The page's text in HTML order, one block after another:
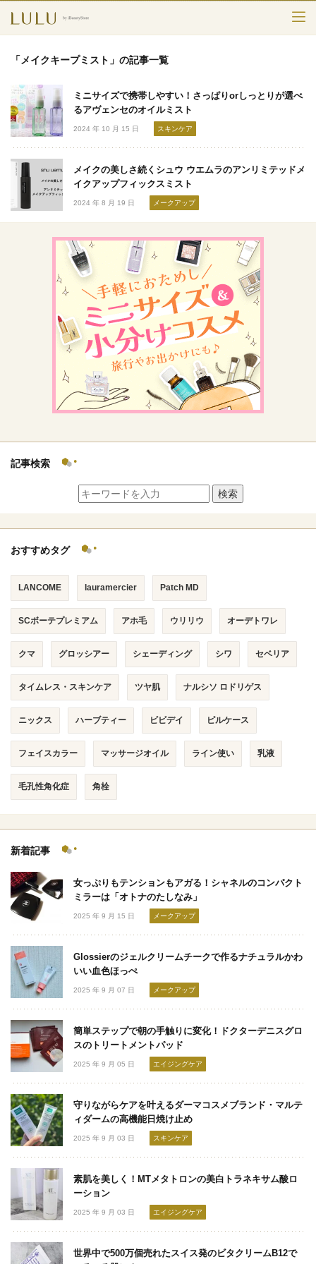
スキンケア
メークアップ
エイジングケア
フレグランス
ボディ＆ヘア
ライフスタイル
検索
「メイクキープミスト」の記事一覧
ミニサイズで携帯しやすい！さっぱりorしっとりが選べ
るアヴェンセのオイルミスト
2024 年 10 月 15 日 スキンケア
メイクの美しさ続くシュウ ウエムラのアンリミテッドメ
イクアップフィックスミスト
2024 年 8 月 19 日 メークアップ
記事検索
検索
おすすめタグ
LANCOME lauramercier Patch MD
SCボーテプレミアム アホ毛 ウリリウ オーデトワレ
クマ グロッシアー シェーディング シワ セベリア
タイムレス・スキンケア ツヤ肌 ナルシソ ロドリゲス
ニックス ハーブティー ビビデイ ピルケース
フェイスカラー マッサージオイル ライン使い 乳液
毛孔性角化症 角栓
新着記事
女っぷりもテンションもアガる！シャネルのコンパクト
ミラーは「オトナのたしなみ」
2025 年 9 月 15 日 メークアップ
Glossierのジェルクリームチークで作るナチュラルかわ
いい血色ほっぺ
2025 年 9 月 07 日 メークアップ
簡単ステップで朝の手触りに変化！ドクターデニスグロ
スのトリートメントパッド
2025 年 9 月 05 日 エイジングケア
守りながらケアを叶えるダーマコスメブランド・マルテ
ィダームの高機能日焼け止め
2025 年 9 月 03 日 スキンケア
素肌を美しく！MTメタトロンの美白トラネキサム酸ロ
ーション
2025 年 9 月 03 日 エイジングケア
世界中で500万個売れたスイス発のビタクリームB12で